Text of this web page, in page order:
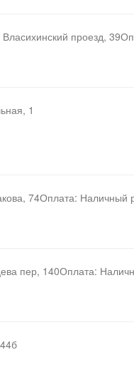
проезд,
1
74Оплата: Наличный
пер, 140Оплата: